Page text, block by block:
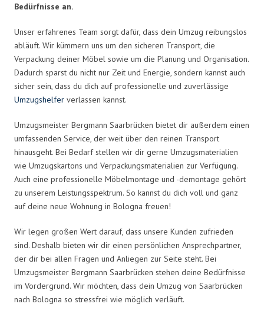
Bedürfnisse an.
Unser erfahrenes Team sorgt dafür, dass dein Umzug reibungslos
abläuft. Wir kümmern uns um den sicheren Transport, die
Verpackung deiner Möbel sowie um die Planung und Organisation.
Dadurch sparst du nicht nur Zeit und Energie, sondern kannst auch
sicher sein, dass du dich auf professionelle und zuverlässige
Umzugshelfer verlassen kannst.
Umzugsmeister Bergmann Saarbrücken bietet dir außerdem einen
umfassenden Service, der weit über den reinen Transport
hinausgeht. Bei Bedarf stellen wir dir gerne Umzugsmaterialien
wie Umzugskartons und Verpackungsmaterialien zur Verfügung.
Auch eine professionelle Möbelmontage und -demontage gehört
zu unserem Leistungsspektrum. So kannst du dich voll und ganz
auf deine neue Wohnung in Bologna freuen!
Wir legen großen Wert darauf, dass unsere Kunden zufrieden
sind. Deshalb bieten wir dir einen persönlichen Ansprechpartner,
der dir bei allen Fragen und Anliegen zur Seite steht. Bei
Umzugsmeister Bergmann Saarbrücken stehen deine Bedürfnisse
im Vordergrund. Wir möchten, dass dein Umzug von Saarbrücken
nach Bologna so stressfrei wie möglich verläuft.